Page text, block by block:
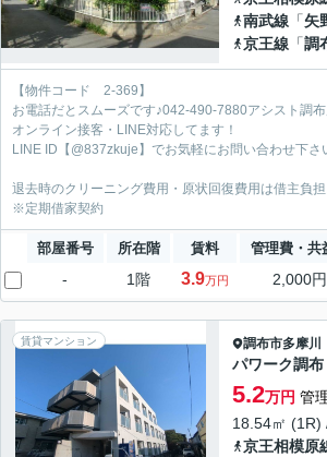
南武線 「矢
京王線 「調
【物件コード 2-369】
お電話だとスムーズです♪042-490-7880アシスト調
オンライン接客・LINE対応してます！
LINE ID【@837zkuje】でお気軽にお問い合わせ下
退去時のクリーニング費用・原状回復費用は借主負
※定期借家契約
部屋番号 所在階 賃料 管理費・共
- 1階 3.9万円 2,000円
賃貸マンション 調布市多摩川
パワーク調布
5.2万円 管
18.54㎡ (1R)
京王相模原